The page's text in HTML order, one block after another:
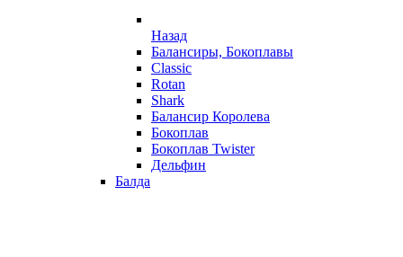
Назад
Балансиры, Бокоплавы
Classic
Rotan
Shark
Балансир Королева
Бокоплав
Бокоплав Twister
Дельфин
Балда